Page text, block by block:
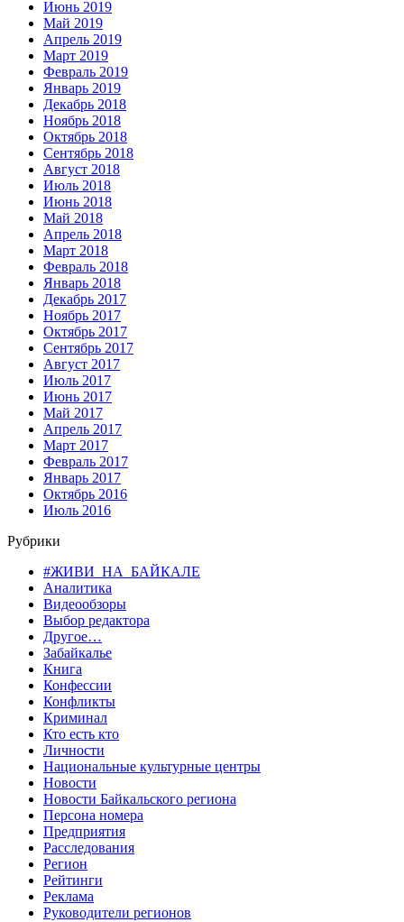
Июнь 2019
Май 2019
Апрель 2019
Март 2019
Февраль 2019
Январь 2019
Декабрь 2018
Ноябрь 2018
Октябрь 2018
Сентябрь 2018
Август 2018
Июль 2018
Июнь 2018
Май 2018
Апрель 2018
Март 2018
Февраль 2018
Январь 2018
Декабрь 2017
Ноябрь 2017
Октябрь 2017
Сентябрь 2017
Август 2017
Июль 2017
Июнь 2017
Май 2017
Апрель 2017
Март 2017
Февраль 2017
Январь 2017
Октябрь 2016
Июль 2016
Рубрики
#ЖИВИ_НА_БАЙКАЛЕ
Аналитика
Видеообзоры
Выбор редактора
Другое…
Забайкалье
Книга
Конфессии
Конфликты
Криминал
Кто есть кто
Личности
Национальные культурные центры
Новости
Новости Байкальского региона
Персона номера
Предприятия
Расследования
Регион
Рейтинги
Реклама
Руководители регионов